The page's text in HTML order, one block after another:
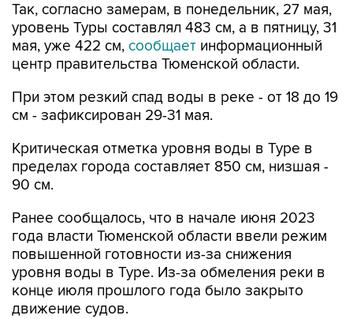
Так, согласно замерам, в понедельник, 27 мая,
уровень Туры составлял 483 см, а в пятницу, 31
мая, уже 422 см, сообщает информационный
центр правительства Тюменской области.
При этом резкий спад воды в реке - от 18 до 19
см - зафиксирован 29-31 мая.
Критическая отметка уровня воды в Туре в
пределах города составляет 850 см, низшая -
90 см.
Ранее сообщалось, что в начале июня 2023
года власти Тюменской области ввели режим
повышенной готовности из-за снижения
уровня воды в Туре. Из-за обмеления реки в
конце июля прошлого года было закрыто
движение судов.